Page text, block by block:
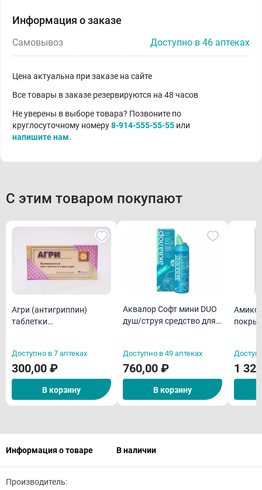
Информация о заказе
Самовывоз Доступно в 46 аптеках
Цена актуальна при заказе на сайте
Все товары в заказе резервируются на 48 часов
Не уверены в выборе товара? Позвоните по
круглосуточному номеру8-914-555-55-55 или
напишите нам.
С этим товаром покупают
Агри (антигриппин)
таблетки
Доступно в 7 аптеках
300,00 ₽
В корзину
Аквалор Софт мини DUO
душ/струя средство для
50мл
Доступно в 49 аптеках
760,00 ₽
В корзину
1
Информация о товаре В наличии
Производитель: